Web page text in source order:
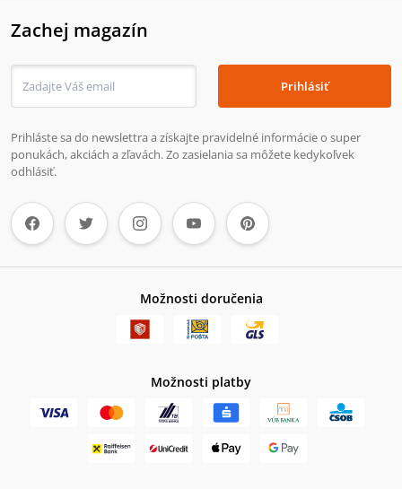
Zachej magazín
Prihlásiť
Prihláste sa do newslettra a získajte pravidelné informácie o super
ponukách, akciách a zľavách. Zo zasielania sa môžete kedykoľvek
odhlásiť.
Možnosti doručenia
Možnosti platby